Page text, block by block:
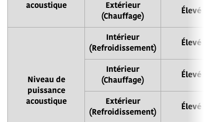
acoustique
Extérieur
(Chauffage)
Élevé
Niveau de
puissance
acoustique
Intérieur
(Refroidissement)
Élevé
Intérieur
(Chauffage)
Élevé
Extérieur
(Refroidissement)
Élevé